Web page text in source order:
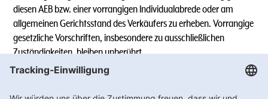
diesen AEB bzw. einer vorrangigen lndividualabrede oder am
allgemeinen Gerichtsstand des Verkäufers zu erheben. Vorrangige
gesetzliche Vorschriften, insbesondere zu ausschließlichen
Zuständigkeiten, bleiben unberührt.
verlieren alle früheren Einkaufs- und Geschäftsbedingungen des